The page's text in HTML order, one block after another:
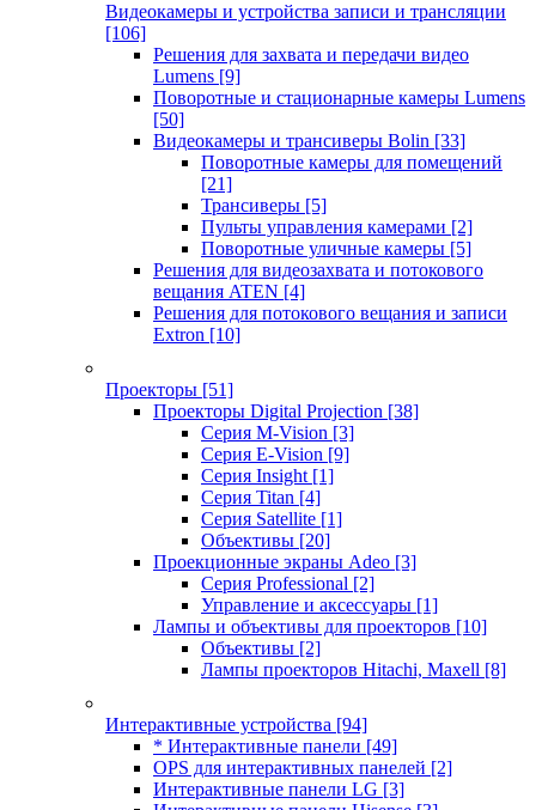
Видеокамеры и устройства записи и трансляции
[106]
Решения для захвата и передачи видео
Lumens [9]
Поворотные и стационарные камеры Lumens
[50]
Видеокамеры и трансиверы Bolin [33]
Поворотные камеры для помещений
[21]
Трансиверы [5]
Пульты управления камерами [2]
Поворотные уличные камеры [5]
Решения для видеозахвата и потокового
вещания ATEN [4]
Решения для потокового вещания и записи
Extron [10]
Проекторы [51]
Проекторы Digital Projection [38]
Серия M-Vision [3]
Серия E-Vision [9]
Серия Insight [1]
Серия Titan [4]
Серия Satellite [1]
Объективы [20]
Проекционные экраны Adeo [3]
Серия Professional [2]
Управление и аксессуары [1]
Лампы и объективы для проекторов [10]
Объективы [2]
Лампы проекторов Hitachi, Maxell [8]
Интерактивные устройства [94]
* Интерактивные панели [49]
OPS для интерактивных панелей [2]
Интерактивные панели LG [3]